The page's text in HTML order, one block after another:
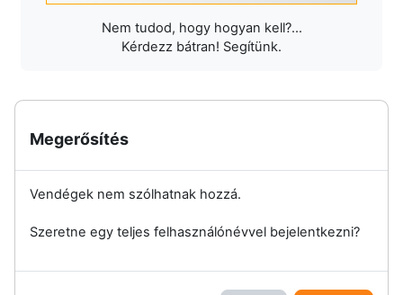
Nem tudod, hogy hogyan kell?...
Kérdezz bátran! Segítünk.
Megerősítés
Vendégek nem szólhatnak hozzá.
Szeretne egy teljes felhasználónévvel bejelentkezni?